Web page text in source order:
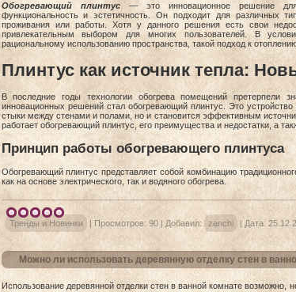
Обогревающий плинтус— это инновационное решение для
функциональность и эстетичность. Он подходит для различных
проживания или работы. Хотя у данного решения есть свои
привлекательным выбором для многих пользователей. В
рациональному использованию пространства, такой подход к
Плинтус как источник тепла:
В последние годы технологии обогрева помещений претерпели
инновационных решений стал обогревающий плинтус. Это
стыки между стенами и полами, но и становится эффективным
работает обогревающий плинтус, его преимущества и недостатки, а
Принцип работы обогревающего плинтуса
Обогревающий плинтус представляет собой комбинацию
как на основе электрического, так и водяного обогрева.
Тренды и Новинки | Просмотров: 90| Добавил: zanchi | Дата:
Можно ли использовать деревянную отделку стен в
Использование деревянной отделки стен в ванной комнате возможно,